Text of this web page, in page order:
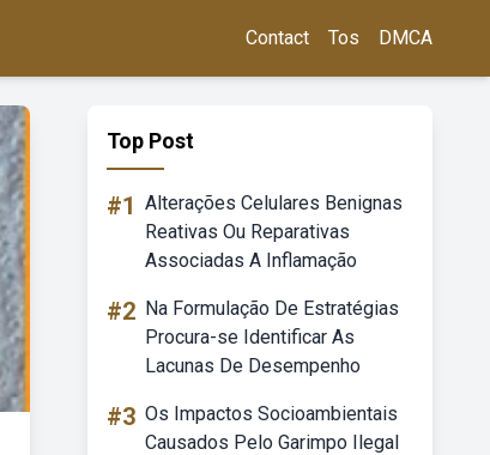
Contact Tos DMCA
Top Post
#1 Alterações Celulares Benignas
Reativas Ou Reparativas
Associadas A Inflamação
#2 Na Formulação De Estratégias
Procura-se Identificar As
Lacunas De Desempenho
#3 Os Impactos Socioambientais
Causados Pelo Garimpo Ilegal